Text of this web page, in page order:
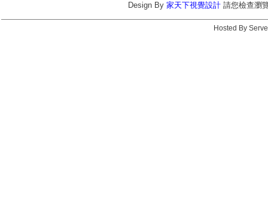
Design By 家天下視覺設計請您檢查瀏
Hosted By